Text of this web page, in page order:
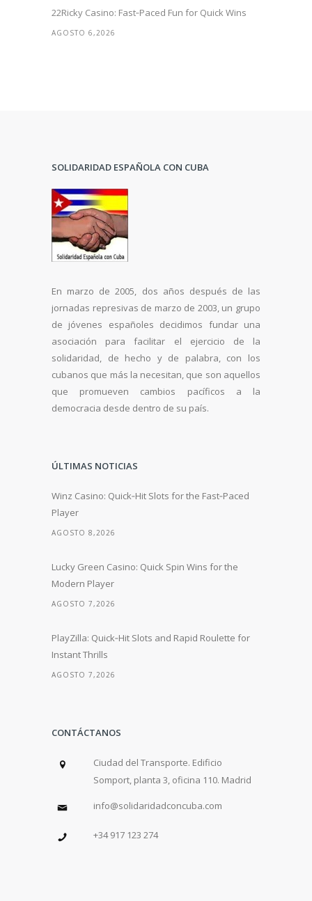
22Ricky Casino: Fast‑Paced Fun for Quick Wins
AGOSTO 6,2026
SOLIDARIDAD ESPAÑOLA CON CUBA
En marzo de 2005, dos años después de las
jornadas represivas de marzo de 2003, un grupo
de jóvenes españoles decidimos fundar una
asociación para facilitar el ejercicio de la
solidaridad, de hecho y de palabra, con los
cubanos que más la necesitan, que son aquellos
que promueven cambios pacíficos a la
democracia desde dentro de su país.
ÚLTIMAS NOTICIAS
Winz Casino: Quick‑Hit Slots for the Fast‑Paced
Player
AGOSTO 8,2026
Lucky Green Casino: Quick Spin Wins for the
Modern Player
AGOSTO 7,2026
PlayZilla: Quick‑Hit Slots and Rapid Roulette for
Instant Thrills
AGOSTO 7,2026
CONTÁCTANOS
Ciudad del Transporte. Edificio
Somport, planta 3, oficina 110. Madrid
info@solidaridadconcuba.com
+34 917 123 274